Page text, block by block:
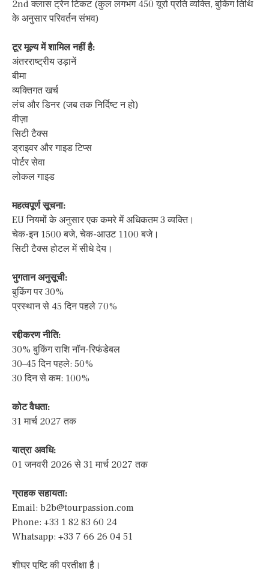
2nd क्लास ट्रेन टिकट (कुल लगभग 450 यूरो प्रति व्यक्ति, बुकिंग तिथि
के अनुसार परिवर्तन संभव)
टूर मूल्य में शामिल नहीं है:
अंतरराष्ट्रीय उड़ानें
बीमा
व्यक्तिगत खर्च
लंच और डिनर (जब तक निर्दिष्ट न हो)
वीज़ा
सिटी टैक्स
ड्राइवर और गाइड टिप्स
पोर्टर सेवा
लोकल गाइड
महत्वपूर्ण सूचना:
EU नियमों के अनुसार एक कमरे में अधिकतम 3 व्यक्ति।
चेक-इन 1500 बजे, चेक-आउट 1100 बजे।
सिटी टैक्स होटल में सीधे देय।
भुगतान अनुसूची:
बुकिंग पर 30%
प्रस्थान से 45 दिन पहले 70%
रद्दीकरण नीति:
30% बुकिंग राशि नॉन-रिफंडेबल
30–45 दिन पहले: 50%
30 दिन से कम: 100%
कोट वैधता:
31 मार्च 2027 तक
यात्रा अवधि:
01 जनवरी 2026 से 31 मार्च 2027 तक
ग्राहक सहायता:
Email: b2b@tourpassion.com
Phone: +33 1 82 83 60 24
Whatsapp: +33 7 66 26 04 51
शीघ्र पुष्टि की प्रतीक्षा है।